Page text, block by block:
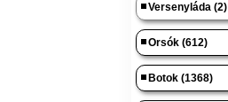
Versenyláda (2)
Orsók (612)
Botok (1368)